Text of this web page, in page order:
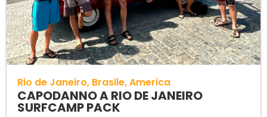
Rio de Janeiro Brasile America
CAPODANNO A RIO DE JANEIRO
SURFCAMP PACK